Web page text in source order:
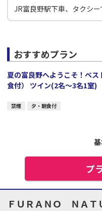
JR富良野駅下車、タクシ
おすすめプラン
夏の富良野へようこそ！ベ
食付） ツイン(2名～3名1室)
禁煙 夕・朝食付
プ
ＦＵＲＡＮＯ ＮＡ